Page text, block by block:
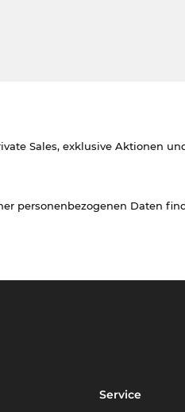
Sales, exklusive Aktionen
personenbezogenen Daten
Service